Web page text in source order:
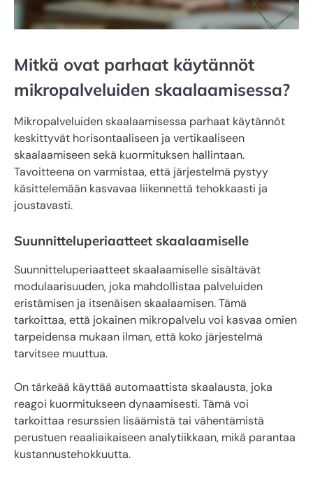
Mitkä ovat parhaat käytännöt
mikropalveluiden skaalaamisessa?
Mikropalveluiden skaalaamisessa parhaat käytännöt
keskittyvät horisontaaliseen ja vertikaaliseen
skaalaamiseen sekä kuormituksen hallintaan.
Tavoitteena on varmistaa, että järjestelmä pystyy
käsittelemään kasvavaa liikennettä tehokkaasti ja
joustavasti.
Suunnitteluperiaatteet skaalaamiselle
Suunnitteluperiaatteet skaalaamiselle sisältävät
modulaarisuuden, joka mahdollistaa palveluiden
eristämisen ja itsenäisen skaalaamisen. Tämä
tarkoittaa, että jokainen mikropalvelu voi kasvaa omien
tarpeidensa mukaan ilman, että koko järjestelmä
tarvitsee muuttua.
On tärkeää käyttää automaattista skaalausta, joka
reagoi kuormitukseen dynaamisesti. Tämä voi
tarkoittaa resurssien lisäämistä tai vähentämistä
perustuen reaaliaikaiseen analytiikkaan, mikä parantaa
kustannustehokkuutta.